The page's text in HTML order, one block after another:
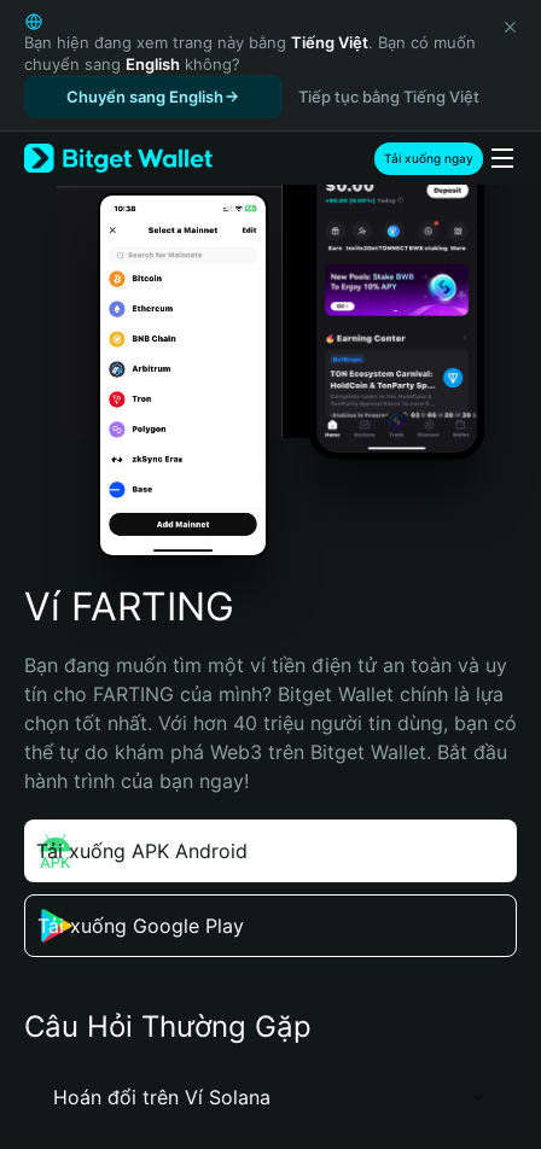
English
日本語
Tiếng Việt
Русский
Español (Latinoamérica)
Türkçe
Italiano
Português (Portugal)
Bahasa Indonesia
Português (Brasil)
Español (Argentina)
Bạn hiện đang xem trang này bằng Tiếng Việt. Bạn có muốn
chuyển sang English không?
Chuyển sang English
Tiếp tục bằng Tiếng Việt
Tải xuống ngay
Ví FARTING
Bạn đang muốn tìm một ví tiền điện tử an toàn và uy
tín cho FARTING của mình? Bitget Wallet chính là lựa
chọn tốt nhất. Với hơn 40 triệu người tin dùng, bạn có
thể tự do khám phá Web3 trên Bitget Wallet. Bắt đầu
hành trình của bạn ngay!
Tải xuống APK Android
Tải xuống Google Play
Câu Hỏi Thường Gặp
Hoán đổi trên Ví Solana